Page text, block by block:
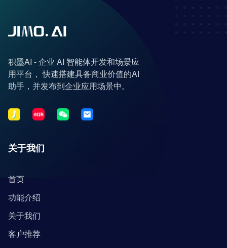
积墨AI - 企业 AI 智能体开发和场景应
用平台， 快速搭建具备商业价值的AI
助手，并发布到企业应用场景中。
关于我们
首页
功能介绍
关于我们
客户推荐